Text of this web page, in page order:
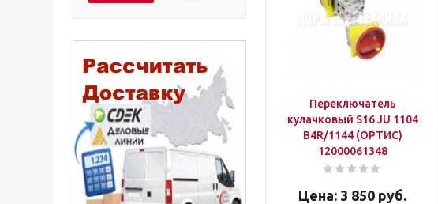
спираль
шкив
шпонка
Переключатель
кулачковый S16 JU 1104
B4R/1144 (ОРТИС)
12000061348
3 850 руб.